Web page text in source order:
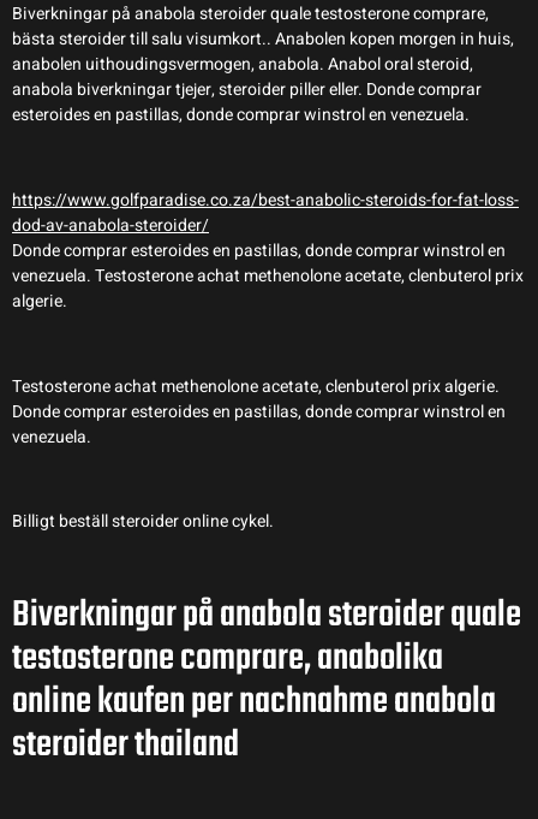
Biverkningar på anabola steroider quale testosterone comprare,
bästa steroider till salu visumkort.. Anabolen kopen morgen in huis,
anabolen uithoudingsvermogen, anabola. Anabol oral steroid,
anabola biverkningar tjejer, steroider piller eller. Donde comprar
esteroides en pastillas, donde comprar winstrol en venezuela.
https://www.golfparadise.co.za/best-anabolic-steroids-for-fat-loss-
dod-av-anabola-steroider/
Donde comprar esteroides en pastillas, donde comprar winstrol en
venezuela. Testosterone achat methenolone acetate, clenbuterol prix
algerie.
Testosterone achat methenolone acetate, clenbuterol prix algerie.
Donde comprar esteroides en pastillas, donde comprar winstrol en
venezuela.
Billigt beställ steroider online cykel.
Biverkningar på anabola steroider quale
testosterone comprare, anabolika
online kaufen per nachnahme anabola
steroider thailand